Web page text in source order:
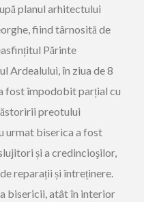
planul arhitectului
fiind târnosită de
Părinte
Ardealului, în ziua de 8
fost împodobit parțial cu
i preotului
urmat biserica a fost
și a credincioşilor,
reparații și întreținere.
bisericii, atât în interior